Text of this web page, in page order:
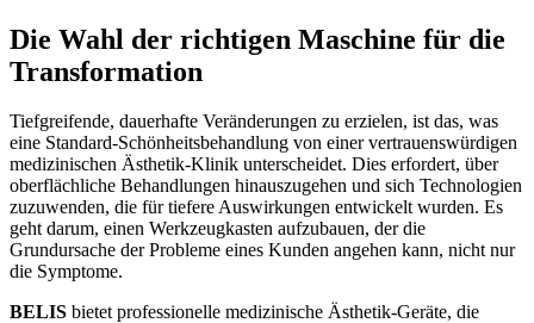
Die Wahl der richtigen Maschine für die
Transformation
Tiefgreifende, dauerhafte Veränderungen zu erzielen, ist das, was
eine Standard-Schönheitsbehandlung von einer vertrauenswürdigen
medizinischen Ästhetik-Klinik unterscheidet. Dies erfordert, über
oberflächliche Behandlungen hinauszugehen und sich Technologien
zuzuwenden, die für tiefere Auswirkungen entwickelt wurden. Es
geht darum, einen Werkzeugkasten aufzubauen, der die
Grundursache der Probleme eines Kunden angehen kann, nicht nur
die Symptome.
BELIS bietet professionelle medizinische Ästhetik-Geräte, die